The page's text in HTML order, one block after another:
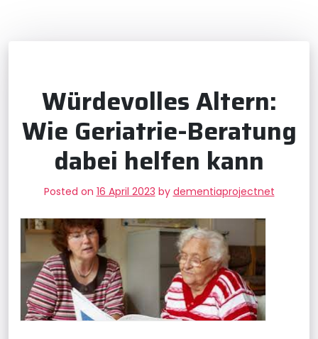
Würdevolles Altern:
Wie Geriatrie-Beratung
dabei helfen kann
Posted on 16 April 2023 by dementiaprojectnet